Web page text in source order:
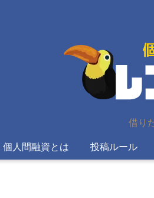
借り
個人間融資とは 投稿ルール